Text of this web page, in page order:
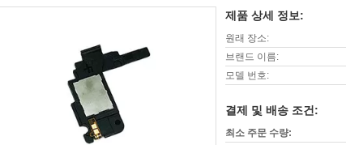
제품 상세 정보:
원래 장소:
브랜드 이름:
모델 번호:
결제 및 배송 조건:
최소 주문 수량: